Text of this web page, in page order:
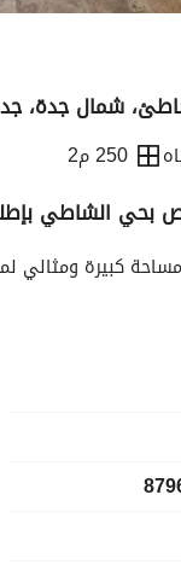
شمال جدة،
250 م2
الإعلان الموقع
بحي الشاطي
كبيرة ومثالي